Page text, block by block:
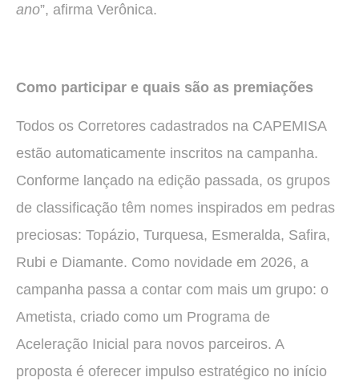
ano”, afirma Verônica.
Como participar e quais são as premiações
Todos os Corretores cadastrados na CAPEMISA
estão automaticamente inscritos na campanha.
Conforme lançado na edição passada, os grupos
de classificação têm nomes inspirados em pedras
preciosas: Topázio, Turquesa, Esmeralda, Safira,
Rubi e Diamante. Como novidade em 2026, a
campanha passa a contar com mais um grupo: o
Ametista, criado como um Programa de
Aceleração Inicial para novos parceiros. A
proposta é oferecer impulso estratégico no início